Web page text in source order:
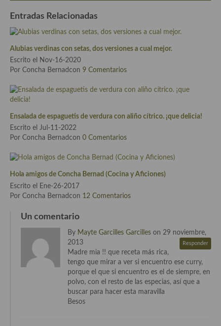
Cocina de Egipto
Cocina de Tunez
Cocina Oriental
Cocina Tailandesa
Cocina Vietnamita
Cocina HIndú
Cocina filipina
Cocina de Hawái
Cocina de Madagascar
Entradas Relacionadas
Alubias verdinas con setas, dos versiones a cual mejor.
Escrito el Nov-16-2020
Por Concha Bernadcon 9 Comentarios
Ensalada de espaguetis de verdura con aliño cítrico. ¡que delicia!
Escrito el Jul-11-2022
Por Concha Bernadcon 0 Comentarios
Hola amigos de Concha Bernad (Cocina y Aficiones)
Escrito el Ene-26-2017
Por Concha Bernadcon 12 Comentarios
Un comentario
By Mayte Garcilles Garcilles on 29 noviembre,
2013
Responder
Madre mia !! que receta más rica,
tengo que mirar a ver si encuentro ese curry,
porque el que si encuentro es el de siempre, en
polvo, con el resto de las especias, así que a
buscar para hacer esta maravilla
Besos